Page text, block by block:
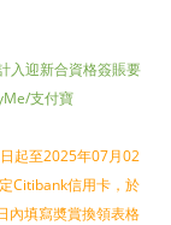
入迎新合資格簽賬要
支付寶
起至2025年07月02
Citibank信用卡，於
內填寫奬賞換領表格